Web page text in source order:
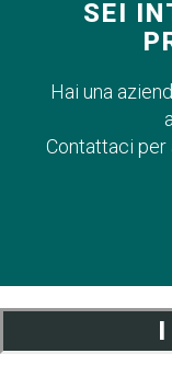
SEI
Hai una
Contattaci per